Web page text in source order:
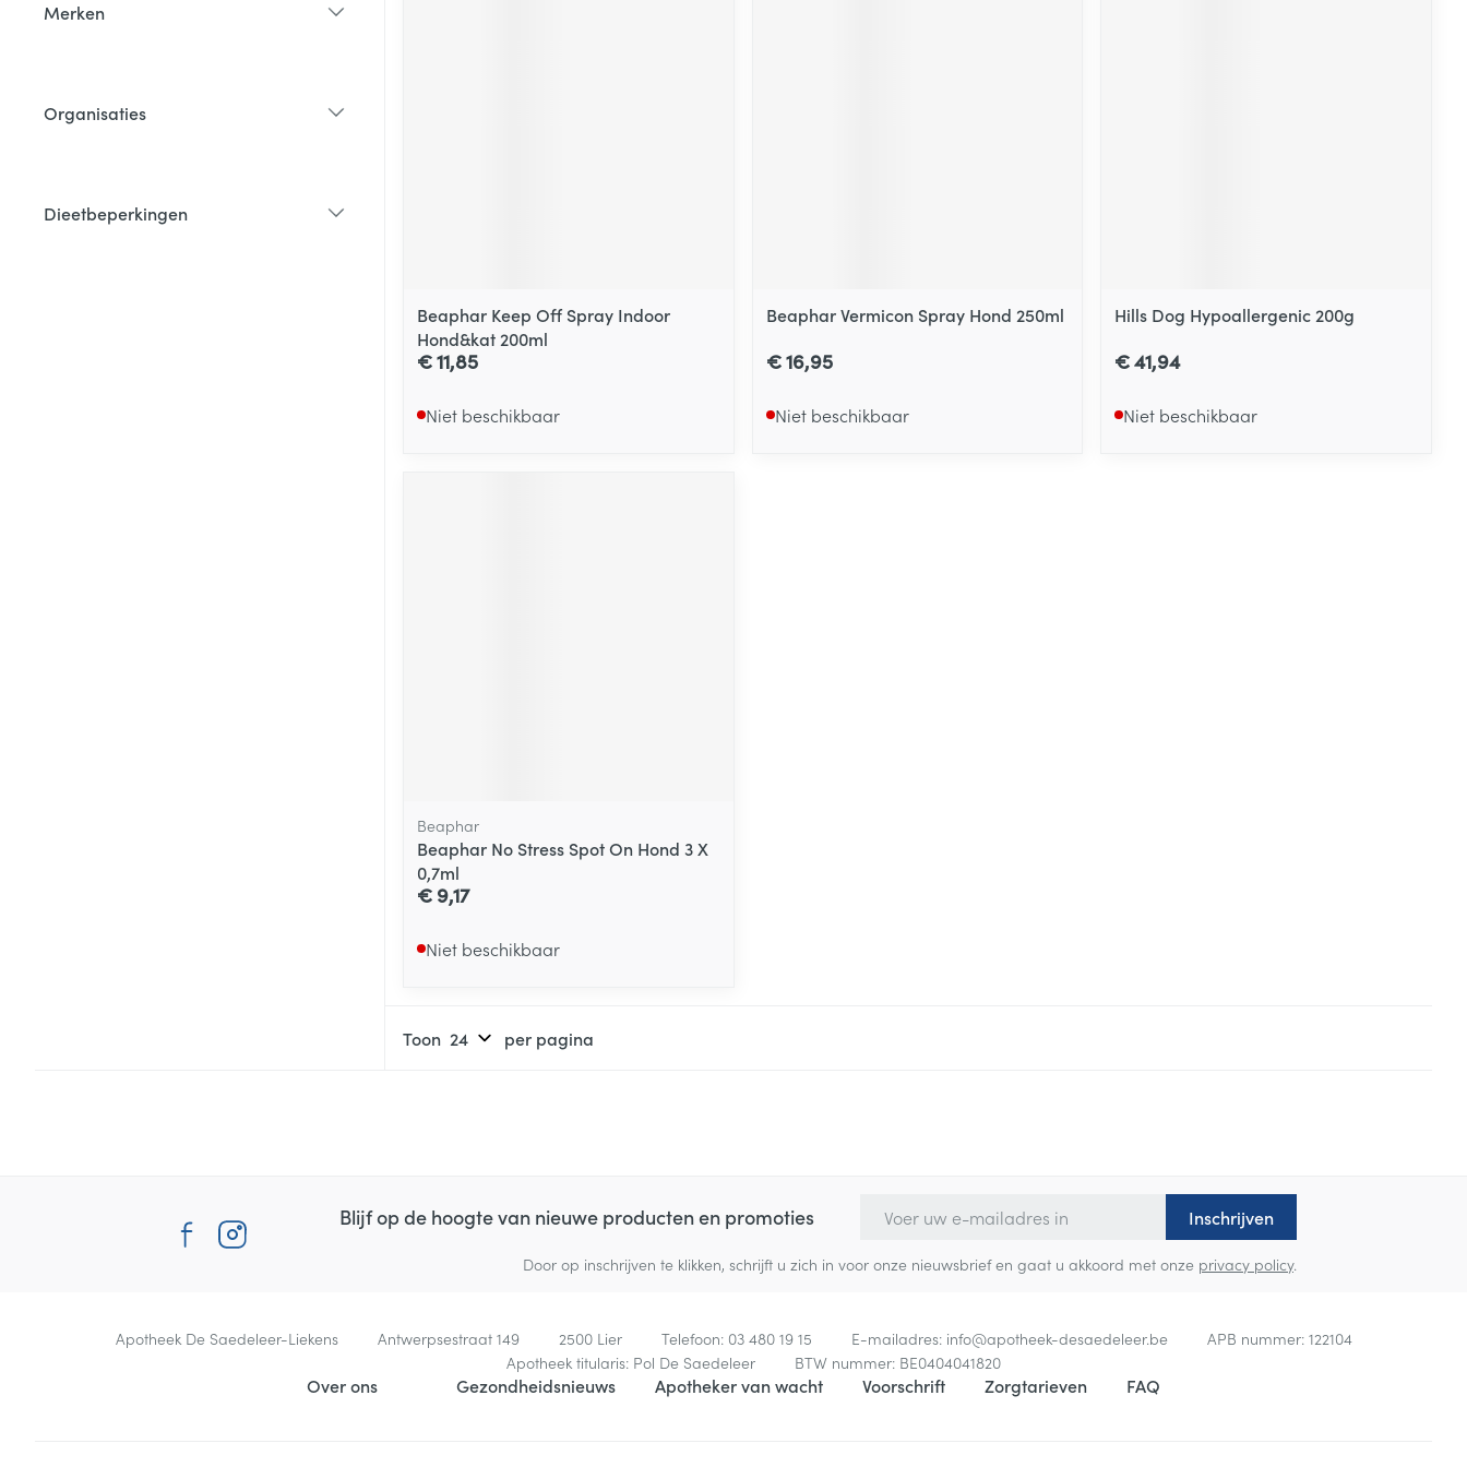
Merken
Organisaties
Dieetbeperkingen
Beaphar Keep Off Spray Indoor
Hond&kat 200ml
€ 11,85
Niet beschikbaar
Beaphar Vermicon Spray Hond 250ml
€ 16,95
Niet beschikbaar
Hills Dog Hypoallergenic 200g
€ 41,94
Niet beschikbaar
Beaphar
Beaphar No Stress Spot On Hond 3 X
0,7ml
€ 9,17
Niet beschikbaar
Toon per pagina
Blijf op de hoogte van nieuwe producten en promoties Inschrijven
Door op inschrijven te klikken, schrijft u zich in voor onze nieuwsbrief en gaat u akkoord met onze privacy policy.
Contacteer ons
Apotheek De Saedeleer-Liekens Antwerpsestraat 149 2500 Lier Telefoon: 03 480 19 15 E-mailadres: info@apotheek-desaedeleer.be APB nummer: 122104
Apotheek titularis: Pol De Saedeleer BTW nummer: BE0404041820
Over ons Gezondheidsnieuws Apotheker van wacht Voorschrift Zorgtarieven FAQ